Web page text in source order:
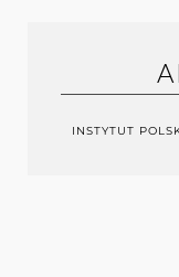
INSTYTUT